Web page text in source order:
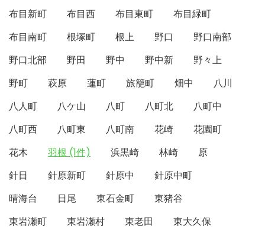
布目新町
布目西 布目東町
布目緑町
布目南町
根塚町 根上 野口
野口南部
野口北部
野田 野中 野中新
野々上
野町
萩原 蓮町 旅籠町 畑中
八川
八人町
八ケ山 八町 八町北
八町中
八町西
八町東 八町南 花崎
花園町
花木
羽根 (1件) 浜黒崎 林崎
原
針日
針原新町 針原中
針原中町
晴海台
日尾 東石金町
東猪谷
東岩瀬町
東岩瀬村 東老田 東大久保